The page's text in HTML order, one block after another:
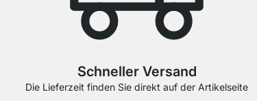
Schneller Versand
Die Lieferzeit finden Sie direkt auf der Artikelseite